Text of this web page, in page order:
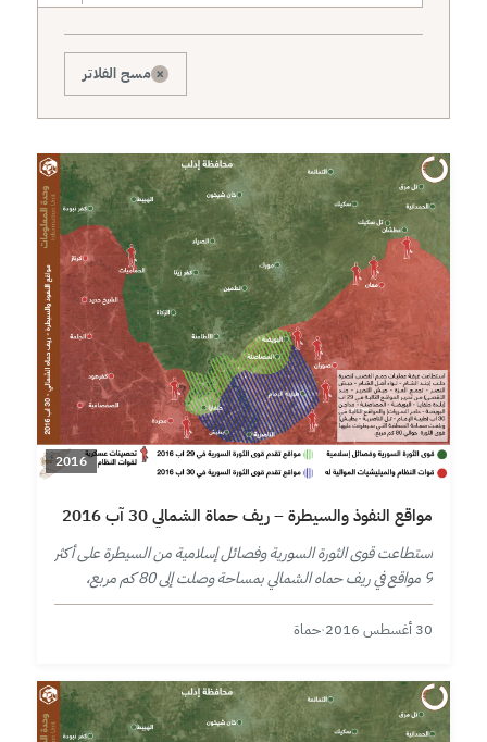
× مسح الفلاتر
2016
مواقع النفوذ والسيطرة – ريف حماة الشمالي 30 آب 2016
استطاعت قوى الثورة السورية وفصائل إسلامية من السيطرة على أكثر
9 مواقع في ريف حماه الشمالي بمساحة وصلت إلى 80 كم مربع،
وذلك خلال يومين من المعارك.
30 أغسطس 2016 ·حماة